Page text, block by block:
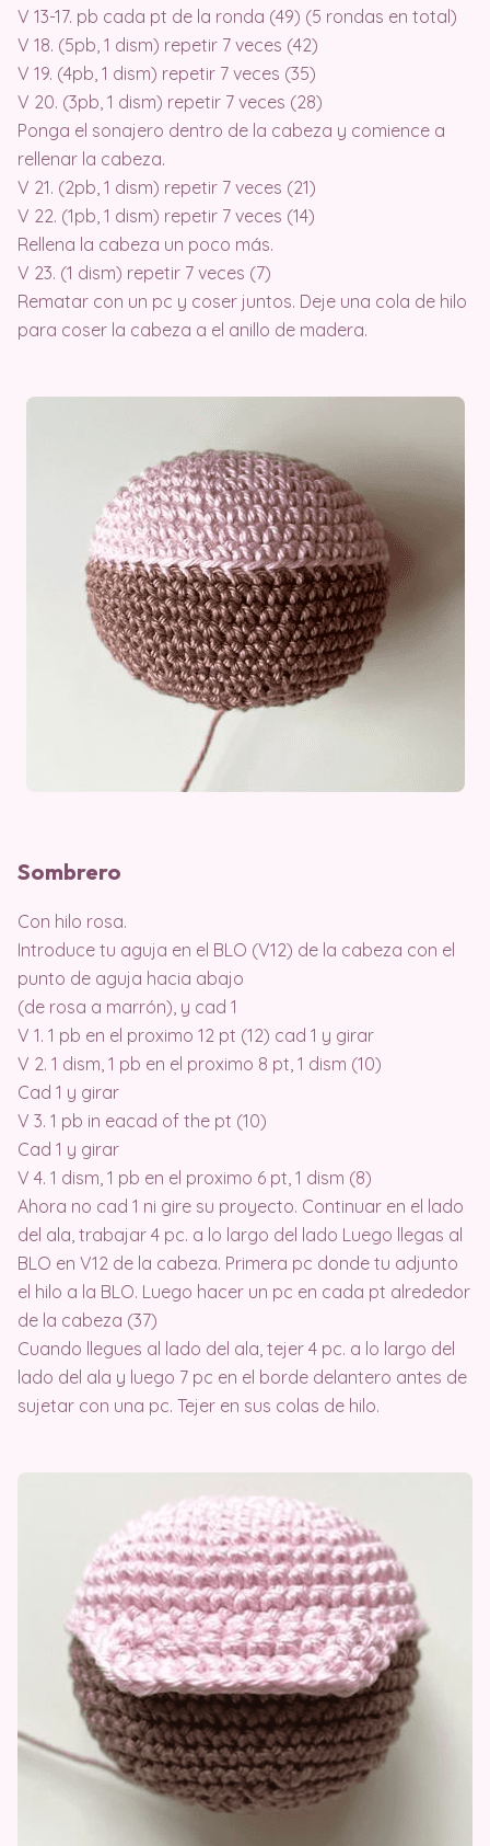
V 13-17. pb cada pt de la ronda (49) (5 rondas en total)
V 18. (5pb, 1 dism) repetir 7 veces (42)
V 19. (4pb, 1 dism) repetir 7 veces (35)
V 20. (3pb, 1 dism) repetir 7 veces (28)
Ponga el sonajero dentro de la cabeza y comience a
rellenar la cabeza.
V 21. (2pb, 1 dism) repetir 7 veces (21)
V 22. (1pb, 1 dism) repetir 7 veces (14)
Rellena la cabeza un poco más.
V 23. (1 dism) repetir 7 veces (7)
Rematar con un pc y coser juntos. Deje una cola de hilo
para coser la cabeza a el anillo de madera.
Sombrero
Con hilo rosa.
Introduce tu aguja en el BLO (V12) de la cabeza con el
punto de aguja hacia abajo
(de rosa a marrón), y cad 1
V 1. 1 pb en el proximo 12 pt (12) cad 1 y girar
V 2. 1 dism, 1 pb en el proximo 8 pt, 1 dism (10)
Cad 1 y girar
V 3. 1 pb in eacad of the pt (10)
Cad 1 y girar
V 4. 1 dism, 1 pb en el proximo 6 pt, 1 dism (8)
Ahora no cad 1 ni gire su proyecto. Continuar en el lado
del ala, trabajar 4 pc. a lo largo del lado Luego llegas al
BLO en V12 de la cabeza. Primera pc donde tu adjunto
el hilo a la BLO. Luego hacer un pc en cada pt alrededor
de la cabeza (37)
Cuando llegues al lado del ala, tejer 4 pc. a lo largo del
lado del ala y luego 7 pc en el borde delantero antes de
sujetar con una pc. Tejer en sus colas de hilo.